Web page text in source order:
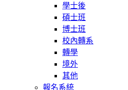
學士後
碩士班
博士班
校內轉系
轉學
境外
其他
報名系統